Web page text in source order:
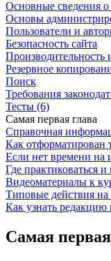
Основные сведения о
Основы
Пользователи и
Безопасность сайта
Производительность
Резервное
Поиск
Требования
Тесты (6)
Самая первая глава
Справочная
Как отформатирован
Если нет времени на
Где практиковаться
Видеоматериалы к
Типовые действия на
Как узнать редакцию
Самая